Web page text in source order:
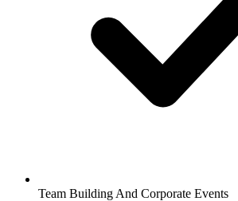
Team Building And Corporate Events